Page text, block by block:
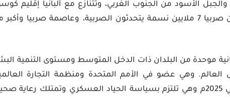
الأسود من الجنوب الغربي، وتتنازع مع ألبانيا إقليم
يعتبر إقليم متنازع عليه. يبلغ عدد سكان صربيا 7 ملايين نسمة يتحدثون الصربية، وعاصمة
موحدة من البلدان ذات الدخل المتوسط ومستوى التنمية
تحتل المرتبة 72 بين دول العالم. وهي عضو في الأمم المتحدة ومنظمة التجارة
تتفاوض بشأن الانضمام للاتحاد الأوروبي 2025م وهي تلتزم بسياسة الحياد العسكري وتمتلك